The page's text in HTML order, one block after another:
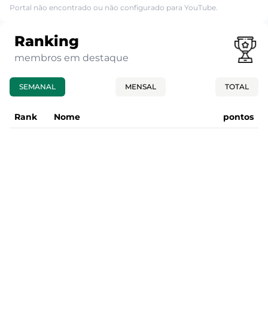
Portal não encontrado ou não configurado para YouTube.
Ranking
membros em destaque
SEMANAL MENSAL TOTAL
Rank Nome pontos